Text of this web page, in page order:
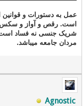
عمل به دستورات و
است. رقص و آواز و سکس و
شریک جنسی نه فساد است
مردان جامعه میباشد.
Agnostic